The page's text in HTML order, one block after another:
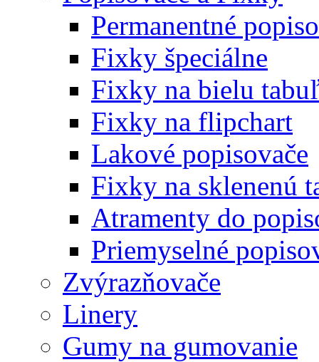
Permanentné
Fixky špeciálne
Fixky na bielu
Fixky na flipchart
Lakové popisovače
Fixky na sklenenú
Atramenty do
Priemyselné
Zvýrazňovače
Linery
Gumy na gumovanie